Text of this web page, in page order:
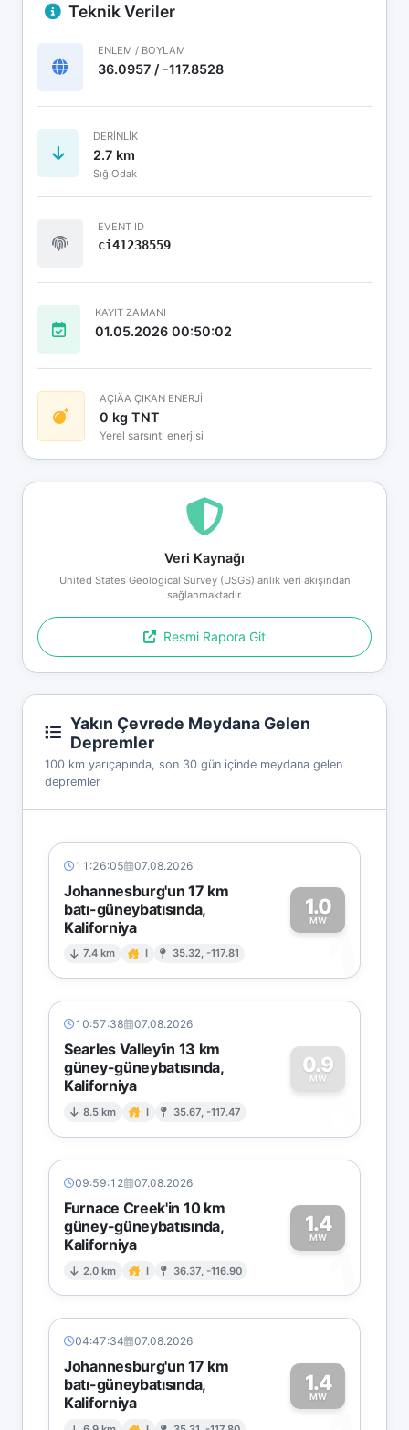
Teknik Veriler
ENLEM / BOYLAM
36.0957 / -117.8528
DERINLIK
2.7 km
Sığ Odak
EVENT ID
ci41238559
KAYIT ZAMANI
01.05.2026 00:50:02
AÇIÄA ÇIKAN ENERJİ
0 kg TNT
Yerel sarsıntı enerjisi
Veri Kaynağı
United States Geological Survey (USGS) anlık veri akışından
sağlanmaktadır.
Resmi Rapora Git
Yakın Çevrede Meydana Gelen
Depremler
100 km yarıçapında, son 30 gün içinde meydana gelen
depremler
11:26:05 07.08.2026
Johannesburg'un 17 km
batı-güneybatısında,
Kaliforniya
7.4 km I 35.32, -117.81
1.0
MW
1
10:57:38 07.08.2026
Searles Valley'in 13 km
güney-güneybatısında,
Kaliforniya
8.5 km I 35.67, -117.47
0.9
MW
0
09:59:12 07.08.2026
Furnace Creek'in 10 km
güney-güneybatısında,
Kaliforniya
2.0 km I 36.37, -116.90
1.4
MW
1
04:47:34 07.08.2026
Johannesburg'un 17 km
batı-güneybatısında,
Kaliforniya
1.4
MW